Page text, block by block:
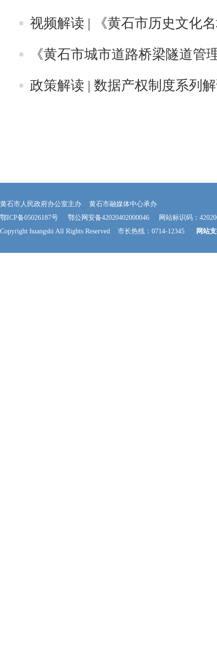
视频解读 | 《黄石市历史文化
《黄石市城市道路桥梁隧道管
政策解读 | 数据产权制度系列
黄石市人民政府办公室主办 黄石市融媒体中心承办
鄂ICP备05026187号
鄂公网安备42020402000046 网站标识码：
Copyright huangshi All Rights Reserved 市长热线：0714-12345
网站